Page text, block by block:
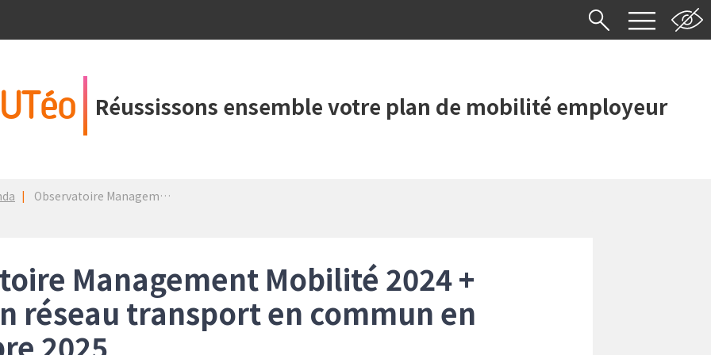
Réussissons ensemble votre plan de mobilité employeur
Observatoire Management Mobilité 2024 + évolution réseau transport en commun en septembre 2025
Management Mobilité 2024 +
réseau transport en commun en
2025